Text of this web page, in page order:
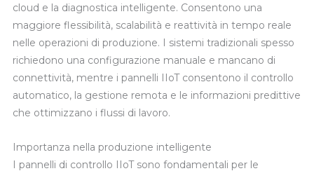
cloud e la diagnostica intelligente. Consentono una
maggiore flessibilità, scalabilità e reattività in tempo reale
nelle operazioni di produzione. I sistemi tradizionali spesso
richiedono una configurazione manuale e mancano di
connettività, mentre i pannelli IIoT consentono il controllo
automatico, la gestione remota e le informazioni predittive
che ottimizzano i flussi di lavoro.
Importanza nella produzione intelligente
I pannelli di controllo IIoT sono fondamentali per le